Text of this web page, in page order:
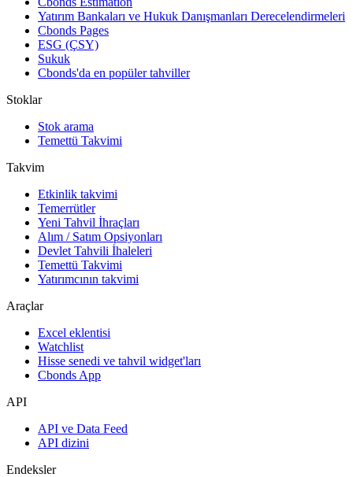
Yatırım Bankaları ve Hukuk Danışmanları Derecelendirmeleri
Cbonds Pages
ESG (ÇSY)
Sukuk
Cbonds'da en popüler tahviller
Stoklar
Stok arama
Temettü Takvimi
Takvim
Etkinlik takvimi
Temerrütler
Yeni Tahvil İhraçları
Alım / Satım Opsiyonları
Devlet Tahvili İhaleleri
Temettü Takvimi
Yatırımcının takvimi
Araçlar
Excel eklentisi
Watchlist
Hisse senedi ve tahvil widget'ları
Cbonds App
API
API ve Data Feed
API dizini
Endeksler